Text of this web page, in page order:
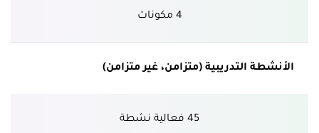
4 مكونات
الأنشطة التدريبية (متزامن، غير متزامن)
45 فعالية نشطة